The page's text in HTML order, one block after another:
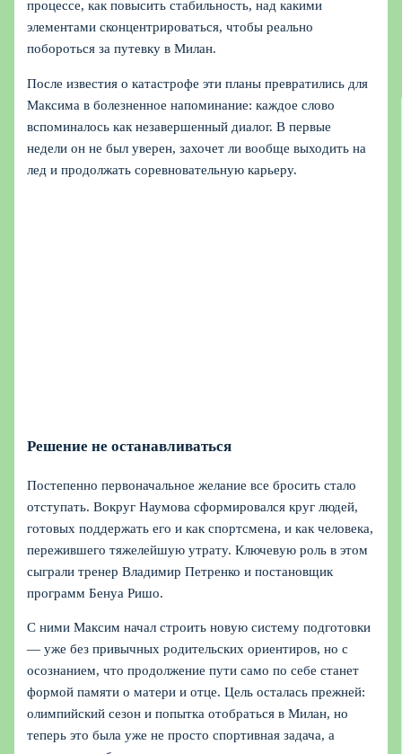
процессе, как повысить стабильность, над какими
элементами сконцентрироваться, чтобы реально
побороться за путевку в Милан.
После известия о катастрофе эти планы превратились для
Максима в болезненное напоминание: каждое слово
вспоминалось как незавершенный диалог. В первые
недели он не был уверен, захочет ли вообще выходить на
лед и продолжать соревновательную карьеру.
Решение не останавливаться
Постепенно первоначальное желание все бросить стало
отступать. Вокруг Наумова сформировался круг людей,
готовых поддержать его и как спортсмена, и как человека,
пережившего тяжелейшую утрату. Ключевую роль в этом
сыграли тренер Владимир Петренко и постановщик
программ Бенуа Ришо.
С ними Максим начал строить новую систему подготовки
— уже без привычных родительских ориентиров, но с
осознанием, что продолжение пути само по себе станет
формой памяти о матери и отце. Цель осталась прежней:
олимпийский сезон и попытка отобраться в Милан, но
теперь это была уже не просто спортивная задача, а